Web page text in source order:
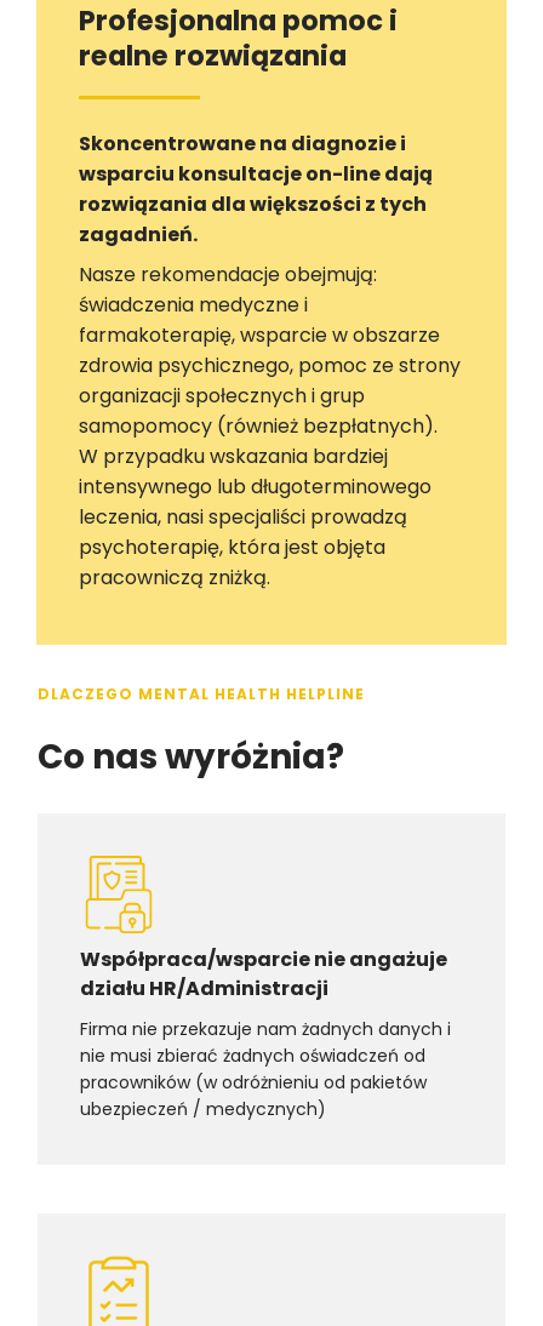
Profesjonalna pomoc i
realne rozwiązania
Skoncentrowane na diagnozie i
wsparciu konsultacje on-line dają
rozwiązania dla większości z tych
zagadnień.
Nasze rekomendacje obejmują:
świadczenia medyczne i
farmakoterapię, wsparcie w obszarze
zdrowia psychicznego, pomoc ze strony
organizacji społecznych i grup
samopomocy (również bezpłatnych).
W przypadku wskazania bardziej
intensywnego lub długoterminowego
leczenia, nasi specjaliści prowadzą
psychoterapię, która jest objęta
pracowniczą zniżką.
DLACZEGO MENTAL HEALTH HELPLINE
Co nas wyróżnia?
Współpraca/wsparcie nie angażuje
działu HR/Administracji
Firma nie przekazuje nam żadnych danych i
nie musi zbierać żadnych oświadczeń od
pracowników (w odróżnieniu od pakietów
ubezpieczeń / medycznych)